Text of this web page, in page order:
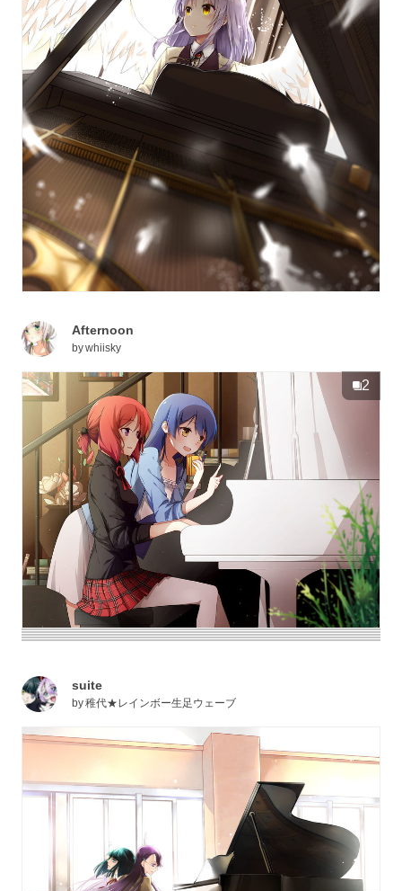
Afternoon
bywhiisky
2
suite
by稚代★レインボー生足ウェーブ